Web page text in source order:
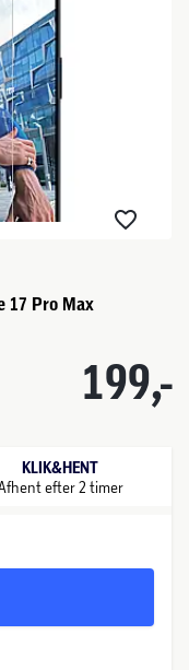
17 Pro Max
199,-
KLIK&HENT
efter 2 timer